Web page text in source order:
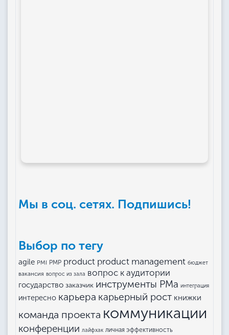
Мы в соц. сетях. Подпишись!
Выбор по тегу
agile PMI PMP product product management бюджет
вакансия вопрос из зала вопрос к аудитории
государство заказчик инструменты РМа интеграция
интересно карьера карьерный рост книжки
команда проекта коммуникации
конференции лайфхак личная эффективность